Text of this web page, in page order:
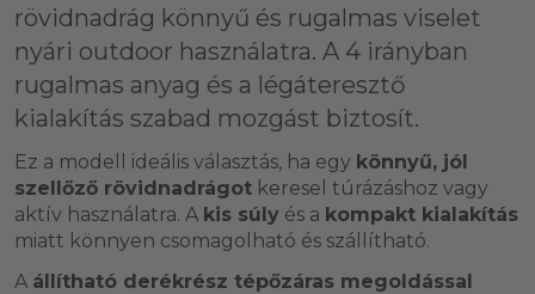
rövidnadrág könnyű és rugalmas viselet
nyári outdoor használatra. A 4 irányban
rugalmas anyag és a légáteresztő
kialakítás szabad mozgást biztosít.
Ez a modell ideális választás, ha egy könnyű, jól
szellőző rövidnadrágot keresel túrázáshoz vagy
aktív használatra. A kis súly és a kompakt kialakítás
miatt könnyen csomagolható és szállítható.
A állítható derékrész tépőzáras megoldással